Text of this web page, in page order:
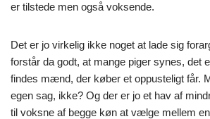
er tilstede men også voksende.
Det er jo virkelig ikke noget at lade sig
forstår da godt, at mange piger synes, det
findes mænd, der køber et oppusteligt får.
egen sag, ikke? Og der er jo et hav af
til voksne af begge køn at vælge mellem